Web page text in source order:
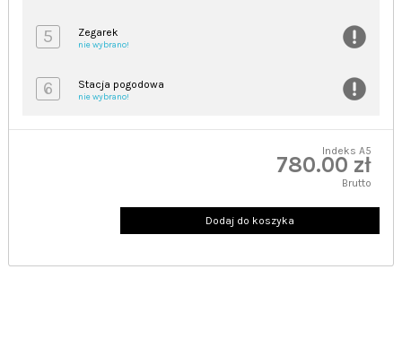
5 Zegarek
nie wybrano!
6 Stacja pogodowa
nie wybrano!
Indeks A5
780.00 zł
Brutto
Dodaj do koszyka